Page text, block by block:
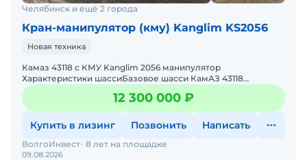
Челябинск и ещё 2 города
Кран-манипулятор (кму) Kanglim KS2056
Новая техника
Камаз 43118 с КМУ Kanglim 2056 манипулятор
Характеристики шассиБазовое шасси КамАЗ 43118
(6х6)Модель двигателя КамАЗ 740.705-300 (Евро-5)Тип
двигателя Ди
12 300 000 ₽
Купить в лизинг Позвонить Написать
09.08.2026
ВолгоИнвест 8 лет на площадке